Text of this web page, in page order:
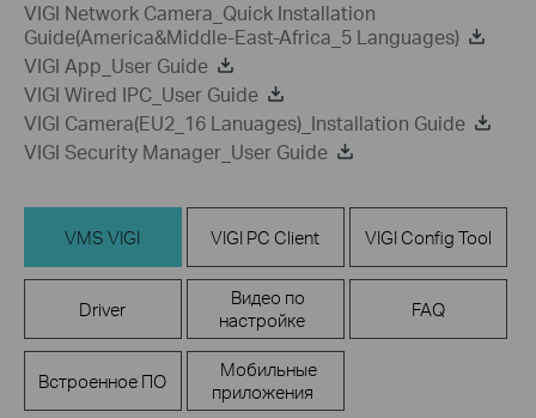
VIGI Network Camera_Quick Installation
Guide(America&Middle-East-Africa_5 Languages)
VIGI App_User Guide
VIGI Wired IPC_User Guide
VIGI Camera(EU2_16 Lanuages)_Installation Guide
VIGI Security Manager_User Guide
VMS VIGI VIGI PC Client VIGI Config Tool
Driver
Видео по
настройке
FAQ
Встроенное ПО
Мобильные
приложения